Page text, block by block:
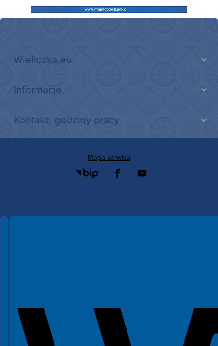
Wieliczka.eu
Informacje
Kontakt, godziny pracy
Mapa serwisu
Spełniamy standardy WCAG 2.2
Spełniamy standardy W3C